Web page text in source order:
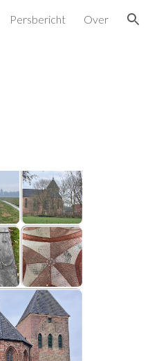
Persbericht Over